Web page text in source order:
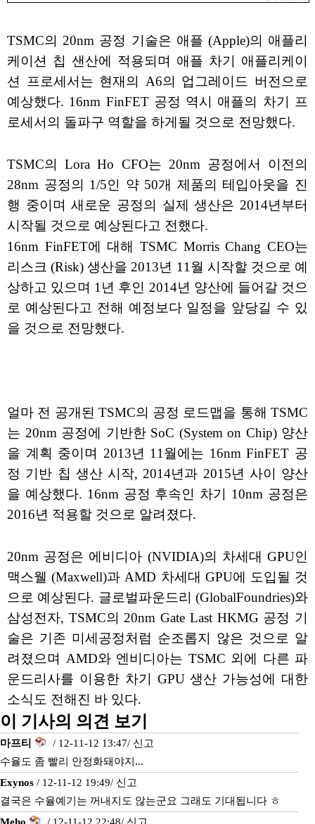
TSMC의 20nm 공정 기술은 애플 (Apple)의 애플리
케이션 칩 샌산에 적용되며 애플 차기 애플리케이
션 프로세서는 현재의 A6의 업그레이드 버전으로
예상했다. 16nm FinFET 공정 역시 애플의 차기 프
로세서의 돌파구 역할을 하게될 것으로 전망했다.
TSMC의 Lora Ho CFO는 20nm 공정에서 이전의
28nm 공정의 1/5인 약 50개 제품의 테입아웃을 진
행 중이며 새로운 공정의 실제 생산은 2014년부터
시작될 것으로 예상된다고 전했다.
16nm FinFET에 대해 TSMC Morris Chang CEO는
리스크 (Risk) 생산을 2013년 11월 시작할 것으로 예
상하고 있으며 1년 후인 2014년 양산에 들어갈 것으
로 예상된다고 전해 예정보다 일정을 앞당길 수 있
을 것으로 전망했다.
얼마 전 공개된 TSMC의 공정 로드맵을 통해 TSMC
는 20nm 공정에 기반한 SoC (System on Chip) 양산
을 계획 중이며 2013년 11월에는 16nm FinFET 공
정 기반 칩 생산 시작, 2014년과 2015년 사이 양산
을 예상했다. 16nm 공정 후속인 차기 10nm 공정은
2016년 적용할 것으로 알려졌다.
20nm 공정은 에비디아 (NVIDIA)의 차세대 GPU인
맥스웰 (Maxwell)과 AMD 차세대 GPU에 도입될 것
으로 예상된다. 글로벌파운드리 (GlobalFoundries)와
삼성전자, TSMC의 20nm Gate Last HKMG 공정 기
술은 기존 미세공정처럼 순조롭지 않은 것으로 알
려졌으며 AMD와 엔비디아는 TSMC 외에 다른 파
운드리사를 이용한 차기 GPU 생산 가능성에 대한
소식도 전해진 바 있다.
이 기사의 의견 보기
마프티 / 12-11-12 13:47/ 신고
수율도 좀 빨리 안정화돼야지...
Exynos / 12-11-12 19:49/ 신고
결국은 수율예기는 꺼내지도 않는군요 그래도 기대됩니다 ㅎ